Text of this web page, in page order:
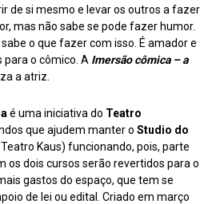
de si mesmo e levar os outros a fazer
mas não sabe se pode fazer humor.
o que fazer com isso. É amador e
o cômico. A Imersão cômica – a
a atriz.
é uma iniciativa do Teatro
que ajudem manter o Studio do
Kaus) funcionando, pois, parte
os dois cursos serão revertidos para o
gastos do espaço, que tem se
de lei ou edital. Criado em março